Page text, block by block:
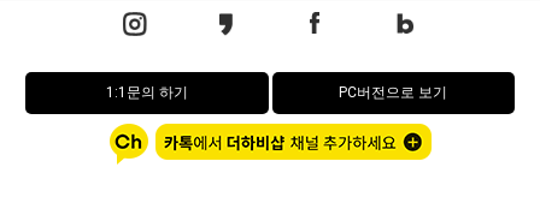
1:1문의 하기 PC버전으로 보기